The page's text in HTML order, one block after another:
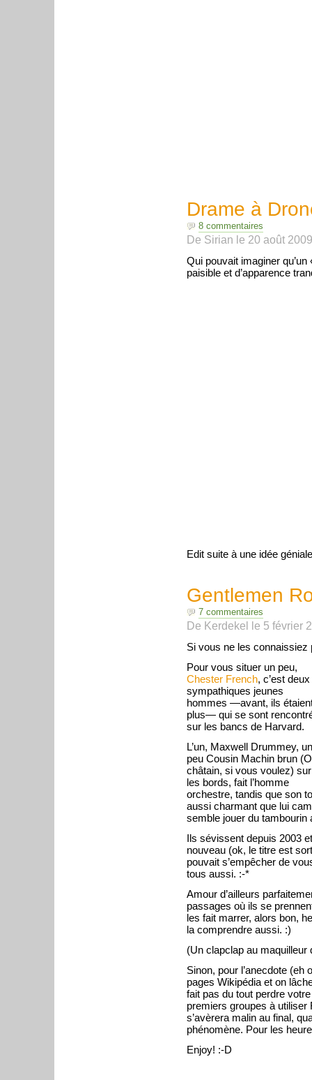
Drame à
8 commentaires
De Sirian le 20 août 2009
Qui pouvait imaginer
paisible et d’apparence
Edit suite à une idée
Gentlemen
7 commentaires
De Kerdekel le 5 février
Si vous ne les
Pour vous situer un peu,
Chester French, c’est deux
sympathiques jeunes
hommes —avant, ils
plus— qui se sont
sur les bancs de Harvard.
L’un, Maxwell Drummey, un
peu Cousin Machin brun (
châtain, si vous voulez) sur
les bords, fait l’homme
orchestre, tandis que son
aussi charmant que lui
semble jouer du tambourin
Ils sévissent depuis 2003
nouveau (ok, le titre est
pouvait s’empêcher de
tous aussi. :-*
Amour d’ailleurs
passages où ils se
les fait marrer, alors bon,
la comprendre aussi. :)
(Un clapclap au maquilleur
Sinon, pour l’anecdote
pages Wikipédia et on
fait pas du tout perdre
premiers groupes à
s’avèrera malin au final,
phénomène. Pour les
Enjoy! :-D